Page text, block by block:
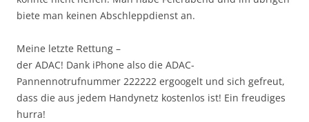
biete man keinen Abschleppdienst an.
Meine letzte Rettung –
der ADAC! Dank iPhone also die ADAC-
Pannennotrufnummer 222222 ergoogelt und sich gefreut,
dass die aus jedem Handynetz kostenlos ist! Ein freudiges
hurra!